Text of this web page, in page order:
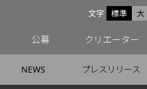
文字サイズ
標準 大
ドスペース
ンドスペー
ツアンドス
公募 クリエーター
NEWS プレスリリース